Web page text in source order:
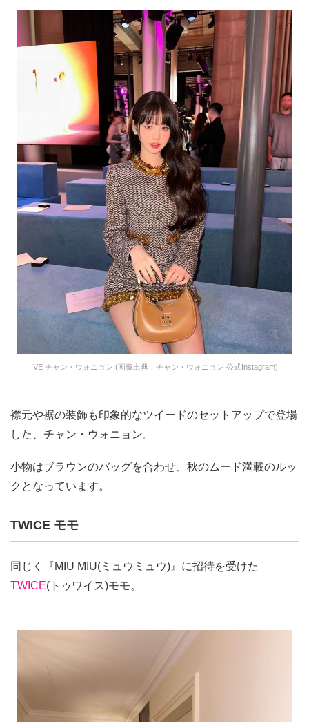
IVE チャン・ウォニョン (画像出典：チャン・ウォニョン 公式Instagram)
襟元や裾の装飾も印象的なツイードのセットアップで登場
した、チャン・ウォニョン。
小物はブラウンのバッグを合わせ、秋のムード満載のルッ
クとなっています。
TWICE モモ
同じく『MIU MIU(ミュウミュウ)』に招待を受けた
TWICE(トゥワイス)モモ。